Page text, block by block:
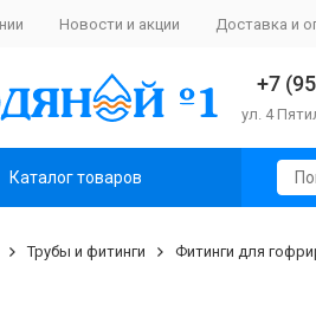
Новости и акции Доставка и
+7
ул. 4
Каталог товаров
Трубы и фитинги Фитинги для